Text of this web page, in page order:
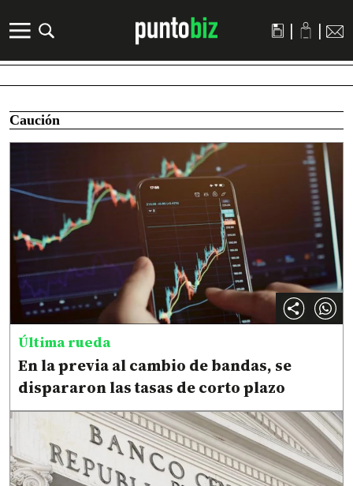
| |
Caución
Última rueda
En la previa al cambio de bandas, se
dispararon las tasas de corto plazo